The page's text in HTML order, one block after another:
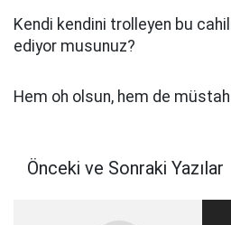
Kendi kendini trolleyen bu
ediyor musunuz?
Hem oh olsun, hem de
Önceki ve Sonraki Yazılar